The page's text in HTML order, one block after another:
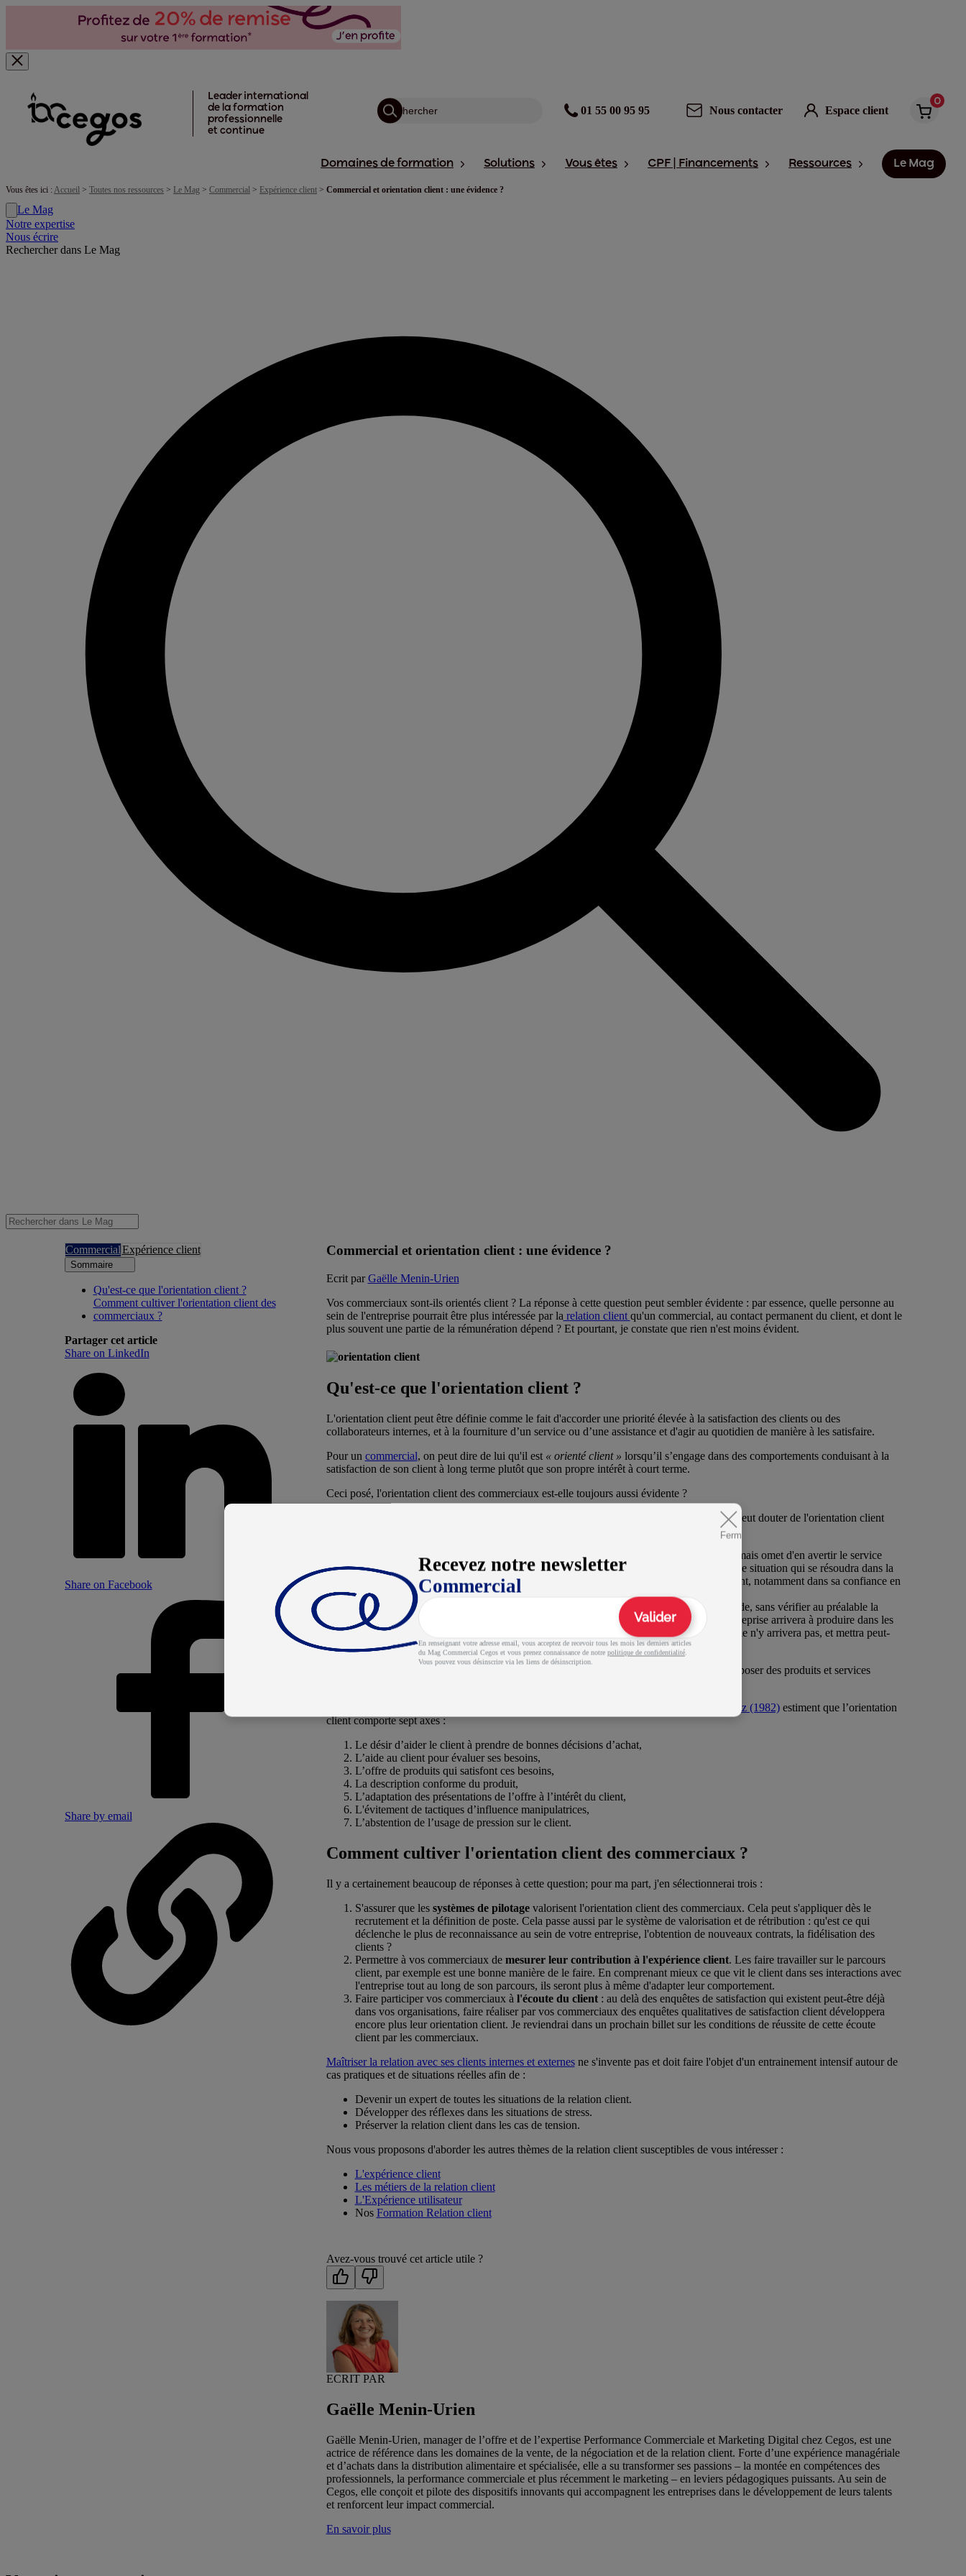
Leader international
de la formation
professionnelle
et continue
01 55 00 95 95 Nous contacter Espace client
0
Domaines de formation Solutions Vous êtes CPF | Financements Ressources Le Mag
Vous êtes ici :Accueil > Toutes nos ressources > Le Mag > Commercial > Expérience client > Commercial et orientation client : une évidence ?
Le Mag
Notre expertise
Nous écrire
Rechercher dans Le Mag
Fermer
Recevez notre newsletter
Commercial
Valider
En renseignant votre adresse email, vous acceptez de recevoir tous les mois les derniers articles
du Mag Commercial Cegos et vous prenez connaissance de notre politique de confidentialité.
Vous pouvez vous désinscrire via les liens de désinscription.
CommercialExpérience client
Sommaire
Qu'est-ce que l'orientation client ?
Comment cultiver l'orientation client des
commerciaux ?
Partager cet article
Share on LinkedIn
Share on Facebook
Share by email
Commercial et orientation client : une évidence ?
Ecrit parGaëlle Menin-Urien
Vos commerciaux sont-ils orientés client ? La réponse à cette question peut sembler évidente : par essence, quelle personne au
sein de l'entreprise pourrait être plus intéressée par la relation client qu'un commercial, au contact permanent du client, et dont le
plus souvent une partie de la rémunération dépend ? Et pourtant, je constate que rien n'est moins évident.
Qu'est-ce que l'orientation client ?
L'orientation client peut être définie comme le fait d'accorder une priorité élevée à la satisfaction des clients ou des
collaborateurs internes, et à la fourniture d’un service ou d’une assistance et d'agir au quotidien de manière à les satisfaire.
Pour un commercial, on peut dire de lui qu'il est « orienté client » lorsqu’il s’engage dans des comportements conduisant à la
satisfaction de son client à long terme plutôt que son propre intérêt à court terme.
Ceci posé, l'orientation client des commerciaux est-elle toujours aussi évidente ?
Pour illustrer mon propos, deux exemples de relation client-commercial dans lesquelles on peut douter de l'orientation client
Un commercial négocie un échéancier de paiement spécifique avec un de ses clients mais omet d'en avertir le service
facturation. Ce dernier facture comme à son habitude, le client conteste, réclame... Une situation qui se résoudra dans la
majeure partie des cas plutôt facilement, mais qui pourra laisser des traces chez le client, notamment dans sa confiance en
la capacité de l'entreprise à tenir ses promesses.
Un autre commercial accepte un délai de livraison plus court pour obtenir la commande, sans vérifier au préalable la
faisabilité auprès des équipes production ou logistique. Dans le meilleur des cas, l'entreprise arrivera à produire dans les
délais, mais souvent au détriment du service à d'autres clients. Dans le pire des cas, elle n'y arrivera pas, et mettra peut-
être en danger le client lui-même.
Ces deux exemples illustrent le fait que l'orientation client dépasse bien le simple fait de proposer des produits et services
Saxe et Weitz (1982)estiment que l’orientation
client comporte sept axes :
Le désir d’aider le client à prendre de bonnes décisions d’achat,
L’aide au client pour évaluer ses besoins,
L’offre de produits qui satisfont ces besoins,
La description conforme du produit,
L’adaptation des présentations de l’offre à l’intérêt du client,
L'évitement de tactiques d’influence manipulatrices,
L’abstention de l’usage de pression sur le client.
Comment cultiver l'orientation client des commerciaux ?
Il y a certainement beaucoup de réponses à cette question; pour ma part, j'en sélectionnerai trois :
S'assurer que les systèmes de pilotagevalorisent l'orientation client des commerciaux. Cela peut s'appliquer dès le
recrutement et la définition de poste. Cela passe aussi par le système de valorisation et de rétribution : qu'est ce qui
déclenche le plus de reconnaissance au sein de votre entreprise, l'obtention de nouveaux contrats, la fidélisation des
clients ?
Permettre à vos commerciaux de mesurer leur contribution à l'expérience client. Les faire travailler sur le parcours
client, par exemple est une bonne manière de le faire. En comprenant mieux ce que vit le client dans ses interactions avec
l'entreprise tout au long de son parcours, ils seront plus à même d'adapter leur comportement.
Faire participer vos commerciaux à l'écoute du client: au delà des enquêtes de satisfaction qui existent peut-être déjà
dans vos organisations, faire réaliser par vos commerciaux des enquêtes qualitatives de satisfaction client développera
encore plus leur orientation client. Je reviendrai dans un prochain billet sur les conditions de réussite de cette écoute
client par les commerciaux.
Maîtriser la relation avec ses clients internes et externesne s'invente pas et doit faire l'objet d'un entrainement intensif autour de
cas pratiques et de situations réelles afin de :
Devenir un expert de toutes les situations de la relation client.
Développer des réflexes dans les situations de stress.
Préserver la relation client dans les cas de tension.
Nous vous proposons d'aborder les autres thèmes de la relation client susceptibles de vous intéresser :
L'expérience client
Les métiers de la relation client
L'Expérience utilisateur
Nos Formation Relation client
Avez-vous trouvé cet article utile ?
ECRIT PAR
Gaëlle Menin-Urien
Gaëlle Menin-Urien, manager de l’offre et de l’expertise Performance Commerciale et Marketing Digital chez Cegos, est une
actrice de référence dans les domaines de la vente, de la négociation et de la relation client. Forte d’une expérience managériale
et d’achats dans la distribution alimentaire et spécialisée, elle a su transformer ses passions – la montée en compétences des
professionnels, la performance commerciale et plus récemment le marketing – en leviers pédagogiques puissants. Au sein de
Cegos, elle conçoit et pilote des dispositifs innovants qui accompagnent les entreprises dans le développement de leurs talents
et renforcent leur impact commercial.
En savoir plus